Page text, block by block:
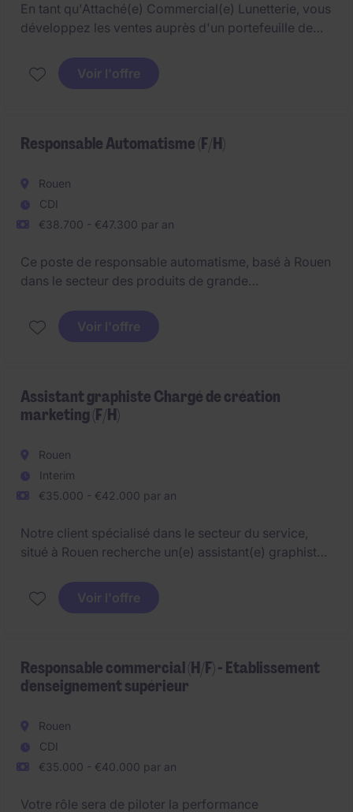
En tant qu'Attaché(e) Commercial(e) Lunetterie, vous
développez les ventes auprès d'un portefeuille de
départements suivants : 14, 27, 76, 78, 95
Voir l'offre
Responsable Automatisme (F/H)
Rouen
CDI
€38.700 - €47.300 par an
Ce poste de responsable automatisme, basé à Rouen
dans le secteur des produits de grande
l'optimisation des systèmes automatisés. Vous serez
chargé(e) de superviser les opérations techniques et
Voir l'offre
Assistant graphiste Chargé de création
marketing (F/H)
Rouen
Interim
€35.000 - €42.000 par an
Notre client spécialisé dans le secteur du service,
situé à Rouen recherche un(e) assistant(e) graphiste /
Voir l'offre
Responsable commercial (H/F) - Etablissement
d'enseignement supérieur
Rouen
CDI
€35.000 - €40.000 par an
Votre rôle sera de piloter la performance